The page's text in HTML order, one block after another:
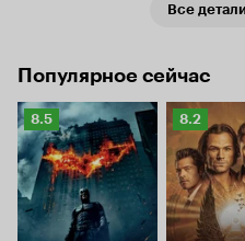
Все
Популярное сейчас
Рейтинг
Кинопоиска
8.5
8.5
Рейтинг
8.2
8.2